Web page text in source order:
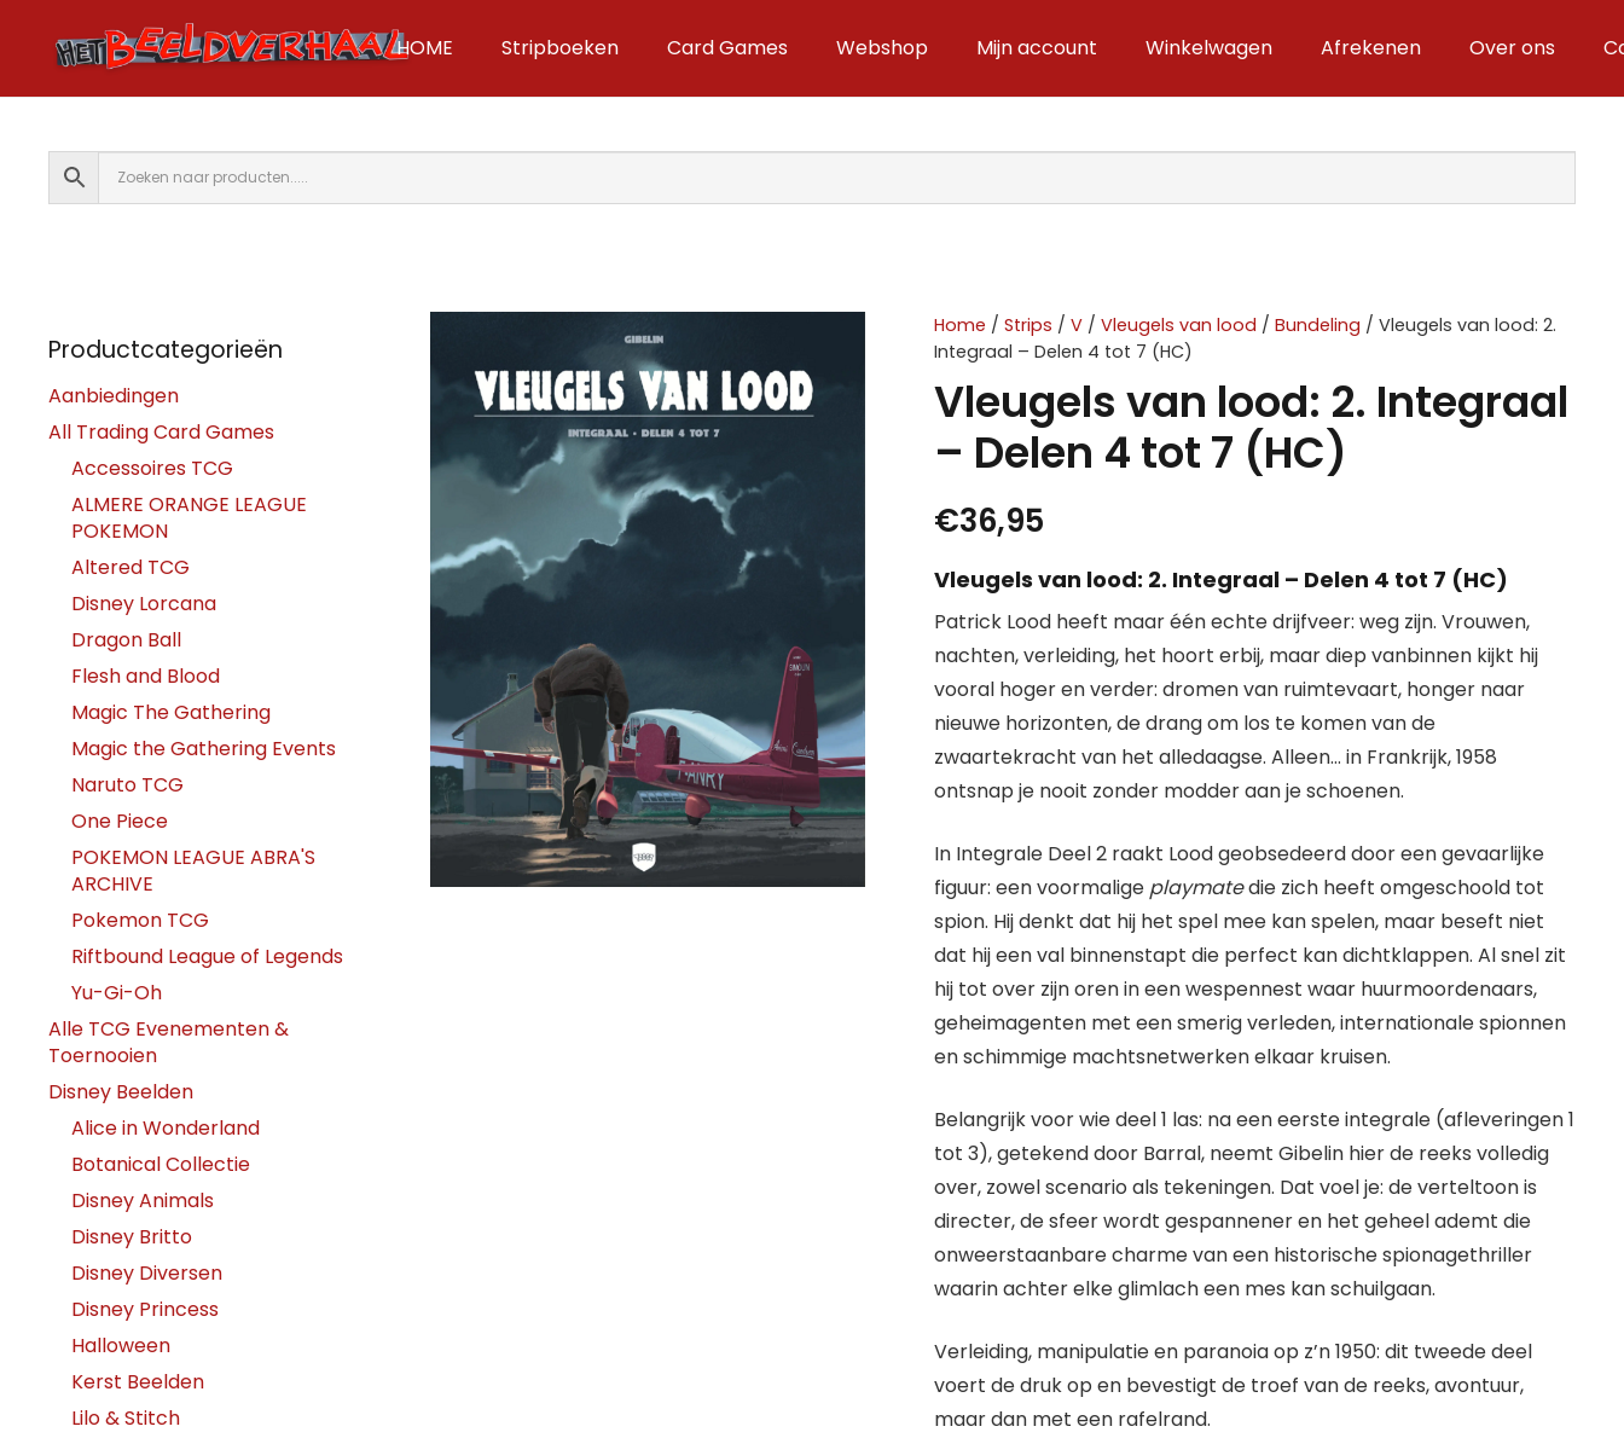
HOME Stripboeken Card Games Webshop Mijn account Winkelwagen Afrekenen Over ons
Home /Strips /V /Vleugels van lood /Bundeling / Vleugels van lood: 2.
Integraal – Delen 4 tot 7 (HC)
Vleugels van lood: 2. Integraal
– Delen 4 tot 7 (HC)
€36,95
Vleugels van lood: 2. Integraal – Delen 4 tot 7 (HC)
Patrick Lood heeft maar één echte drijfveer: weg zijn. Vrouwen,
nachten, verleiding, het hoort erbij, maar diep vanbinnen kijkt hij
vooral hoger en verder: dromen van ruimtevaart, honger naar
nieuwe horizonten, de drang om los te komen van de
zwaartekracht van het alledaagse. Alleen… in Frankrijk, 1958
ontsnap je nooit zonder modder aan je schoenen.
In Integrale Deel 2 raakt Lood geobsedeerd door een gevaarlijke
figuur: een voormalige playmatedie zich heeft omgeschoold tot
spion. Hij denkt dat hij het spel mee kan spelen, maar beseft niet
dat hij een val binnenstapt die perfect kan dichtklappen. Al snel zit
hij tot over zijn oren in een wespennest waar huurmoordenaars,
geheimagenten met een smerig verleden, internationale spionnen
en schimmige machtsnetwerken elkaar kruisen.
Belangrijk voor wie deel 1 las: na een eerste integrale (afleveringen 1
tot 3), getekend door Barral, neemt Gibelin hier de reeks volledig
over, zowel scenario als tekeningen. Dat voel je: de verteltoon is
directer, de sfeer wordt gespannener en het geheel ademt die
onweerstaanbare charme van een historische spionagethriller
waarin achter elke glimlach een mes kan schuilgaan.
Verleiding, manipulatie en paranoia op z’n 1950: dit tweede deel
voert de druk op en bevestigt de troef van de reeks, avontuur,
maar dan met een rafelrand.
Productcategorieën
Aanbiedingen
All Trading Card Games
Accessoires TCG
ALMERE ORANGE LEAGUE
POKEMON
Altered TCG
Disney Lorcana
Dragon Ball
Flesh and Blood
Magic The Gathering
Magic the Gathering Events
Naruto TCG
One Piece
POKEMON LEAGUE ABRA'S
ARCHIVE
Pokemon TCG
Riftbound League of Legends
Yu-Gi-Oh
Alle TCG Evenementen &
Toernooien
Disney Beelden
Alice in Wonderland
Botanical Collectie
Disney Animals
Disney Britto
Disney Diversen
Disney Princess
Halloween
Kerst Beelden
Lilo & Stitch